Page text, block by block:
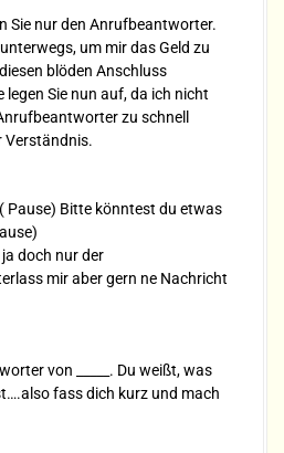
Sie nur den Anrufbeantworter.
um mir das Geld zu
blöden Anschluss
Sie nun auf, da ich nicht
zu schnell
Verständnis.
Pause) Bitte könntest du etwas
doch nur der
mir aber gern ne Nachricht
von _____. Du weißt, was
fass dich kurz und mach